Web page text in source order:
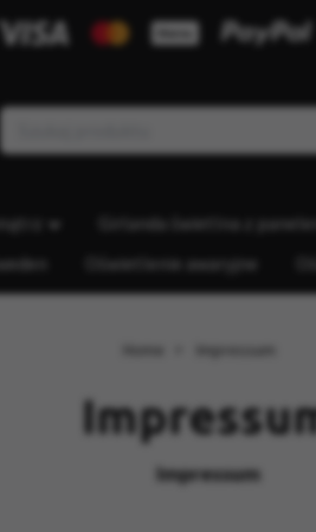
Girlanda świetlna z
Oświetlenie awaryjne
Impressum